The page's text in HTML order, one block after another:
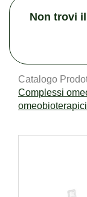
Non trovi
Catalogo
Complessi